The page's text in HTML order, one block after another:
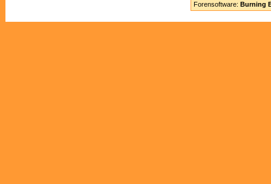
Forensoftware: Burning